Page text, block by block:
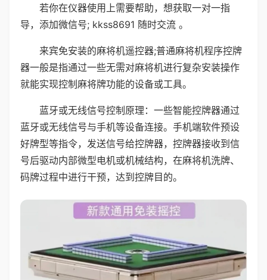
若你在仪器使用上需要帮助，想获取一对一指
导，添加微信号; kkss8691 随时交流 。
来宾免安装的麻将机遥控器;普通麻将机程序控牌
器一般是指通过一些无需对麻将机进行复杂安装操作
就能实现控制麻将牌功能的设备或工具。
蓝牙或无线信号控制原理：一些智能控牌器通过
蓝牙或无线信号与手机等设备连接。手机端软件预设
好牌型等指令，发送信号给控牌器，控牌器接收到信
号后驱动内部微型电机或机械结构，在麻将机洗牌、
码牌过程中进行干预，达到控牌目的。